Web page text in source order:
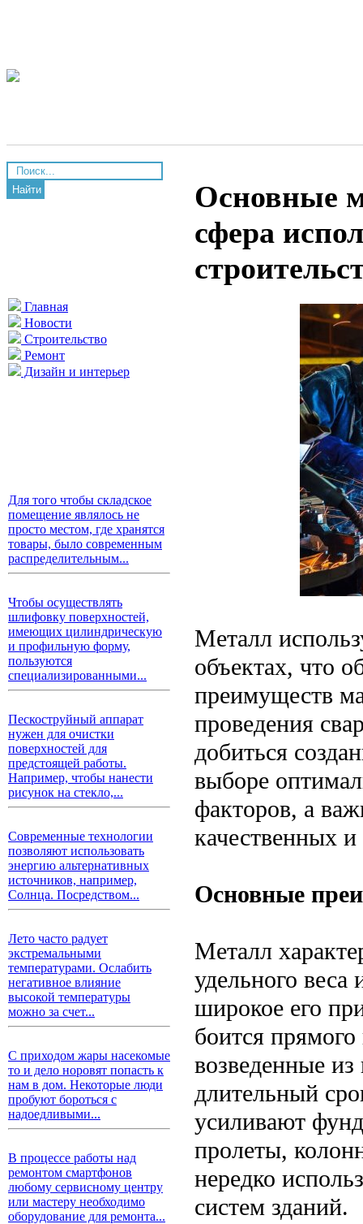
Найти
Главная
Новости
Строительство
Ремонт
Дизайн и интерьер
Для того чтобы складское
помещение являлось не
просто местом, где хранятся
товары, было современным
распределительным...
Чтобы осуществлять
шлифовку поверхностей,
имеющих цилиндрическую
и профильную форму,
пользуются
специализированными...
Пескоструйный аппарат
нужен для очистки
поверхностей для
предстоящей работы.
Например, чтобы нанести
рисунок на стекло,...
Современные технологии
позволяют использовать
энергию альтернативных
источников, например,
Солнца. Посредством...
Лето часто радует
экстремальными
температурами. Ослабить
негативное влияние
высокой температуры
можно за счет...
С приходом жары насекомые
то и дело норовят попасть к
нам в дом. Некоторые люди
пробуют бороться с
надоедливыми...
В процессе работы над
ремонтом смартфонов
любому сервисному центру
или мастеру необходимо
оборудование для ремонта...
Основные
сфера
Металл
объектах, что
преимуществ
проведения
добиться
выборе
факторов, а
качественных
Основные
Металл
удельного веса
широкое его
боится
возведенные
длительный
усиливают
пролеты,
нередко
систем зданий.